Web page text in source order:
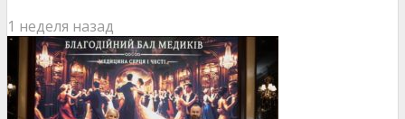
1 неделя назад